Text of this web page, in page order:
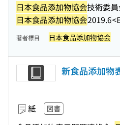
日本食品添加物協会技術委
日本食品添加物協会2019.6
著者標目 日本食品添加物協会
新食品添加物
紙 図書